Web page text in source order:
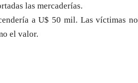
las mercaderías.
a U$ 50 mil. Las víctimas no
el valor.